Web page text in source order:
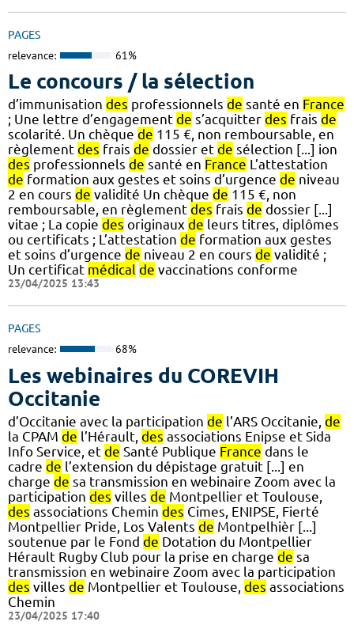
PAGES
relevance: 61%
Le concours / la sélection
d’immunisation des professionnels de santé en France
; Une lettre d’engagement de s’acquitter des frais de
scolarité. Un chèque de 115 €, non remboursable, en
règlement des frais de dossier et de sélection [...] ion
des professionnels de santé en France L’attestation
de formation aux gestes et soins d’urgence de niveau
2 en cours de validité Un chèque de 115 €, non
remboursable, en règlement des frais de dossier [...]
vitae ; La copie des originaux de leurs titres, diplômes
ou certificats ; L’attestation de formation aux gestes
et soins d’urgence de niveau 2 en cours de validité ;
Un certificat médical de vaccinations conforme
23/04/2025 13:43
PAGES
relevance: 68%
Les webinaires du COREVIH
Occitanie
d’Occitanie avec la participation de l’ARS Occitanie, de
la CPAM de l’Hérault, des associations Enipse et Sida
Info Service, et de Santé Publique France dans le
cadre de l’extension du dépistage gratuit [...] en
charge de sa transmission en webinaire Zoom avec la
participation des villes de Montpellier et Toulouse,
des associations Chemin des Cimes, ENIPSE, Fierté
Montpellier Pride, Los Valents de Montpelhièr [...]
soutenue par le Fond de Dotation du Montpellier
Hérault Rugby Club pour la prise en charge de sa
transmission en webinaire Zoom avec la participation
des villes de Montpellier et Toulouse, des associations
Chemin
23/04/2025 17:40